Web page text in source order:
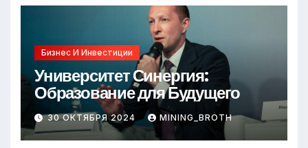
Бизнес И Инвестиции
Университет Синергия:
Образование для Будущего
30 ОКТЯБРЯ 2024 MINING_BROTH